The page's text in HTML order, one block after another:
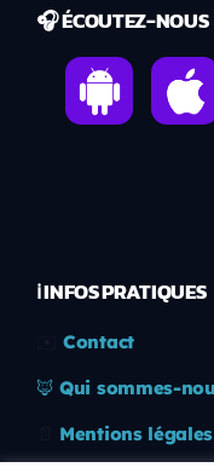
🎧 ÉCOUTEZ-NOUS
ℹ️ INFOS PRATIQUES
Contact
🦊 Qui sommes-
Mentions légales